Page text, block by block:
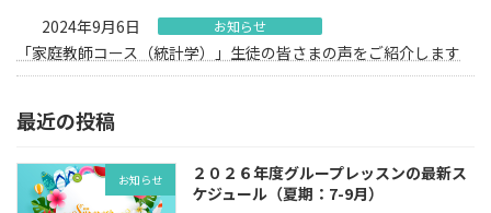
2024年9月6日 お知らせ
「家庭教師コース（統計学）」生徒の皆さまの声をご紹介します
最近の投稿
お知らせ
２０２６年度グループレッスンの最新ス
ケジュール（夏期：7-9月）